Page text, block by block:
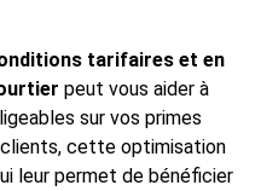
tarifaires et en
peut vous aider à
sur vos primes
clients, cette optimisation
leur permet de bénéficier